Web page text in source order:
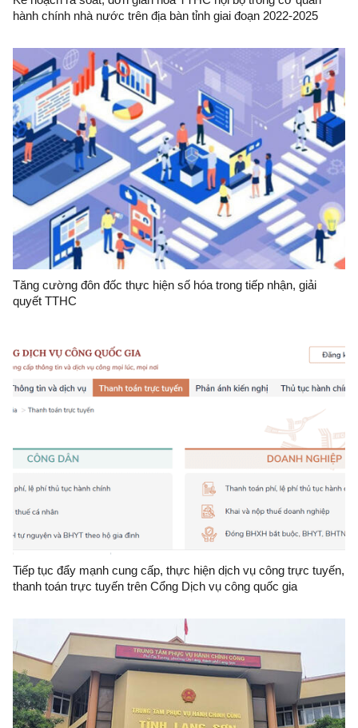
hành chính nhà nước trên địa bàn tỉnh giai đoạn 2022-2025
Tăng cường đôn đốc thực hiện số hóa trong tiếp nhận, giải
quyết TTHC
Tiếp tục đẩy mạnh cung cấp, thực hiện dịch vụ công trực tuyến,
thanh toán trực tuyến trên Cổng Dịch vụ công quốc gia